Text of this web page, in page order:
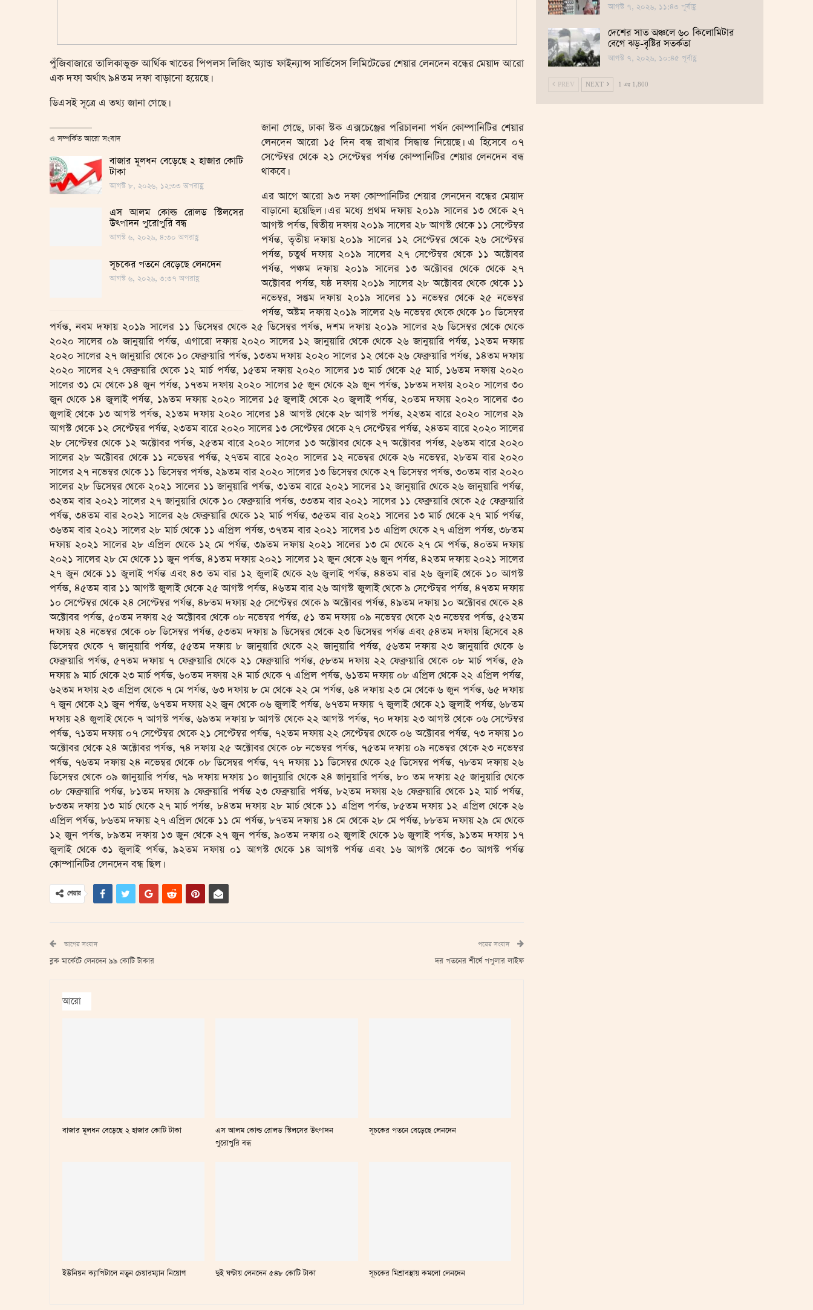
পুঁজিবাজারে তালিকাভুক্ত আর্থিক খাতের পিপলস লিজিং অ্যান্ড ফাইন্যান্স সার্ভিসেস লিমিটেডের শেয়ার লেনদেন বন্ধের মেয়াদ আরো
এক দফা অর্থাৎ ৯৪তম দফা বাড়ানো হয়েছে।
ডিএসই সূত্রে এ তথ্য জানা গেছে।
এ সম্পর্কিত আরো সংবাদ
বাজার মূলধন বেড়েছে ২ হাজার কোটি
টাকা
আগস্ট ৮, ২০২৬, ১২:৩৩ অপরাহ্ণ
এস আলম কোল্ড রোলড স্টিলসের
উৎপাদন পুরোপুরি বন্ধ
আগস্ট ৬, ২০২৬, ৪:৩০ অপরাহ্ণ
সূচকের পতনে বেড়েছে লেনদেন
আগস্ট ৬, ২০২৬, ৩:৩৭ অপরাহ্ণ
জানা গেছে, ঢাকা স্টক এক্সচেঞ্জের পরিচালনা পর্ষদ কোম্পানিটির শেয়ার
লেনদেন আরো ১৫ দিন বন্ধ রাখার সিদ্ধান্ত নিয়েছে। এ হিসেবে ০৭
সেপ্টেম্বর থেকে ২১ সেপ্টেম্বর পর্যন্ত কোম্পানিটির শেয়ার লেনদেন বন্ধ
থাকবে।
এর আগে আরো ৯৩ দফা কোম্পানিটির শেয়ার লেনদেন বন্ধের মেয়াদ
বাড়ানো হয়েছিল। এর মধ্যে প্রথম দফায় ২০১৯ সালের ১৩ থেকে ২৭
আগস্ট পর্যন্ত, দ্বিতীয় দফায় ২০১৯ সালের ২৮ আগস্ট থেকে ১১ সেপ্টেম্বর
পর্যন্ত, তৃতীয় দফায় ২০১৯ সালের ১২ সেপ্টেম্বর থেকে ২৬ সেপ্টেম্বর
পর্যন্ত, চতুর্থ দফায় ২০১৯ সালের ২৭ সেপ্টেম্বর থেকে ১১ অক্টোবর
পর্যন্ত, পঞ্চম দফায় ২০১৯ সালের ১৩ অক্টোবর থেকে থেকে ২৭
অক্টোবর পর্যন্ত, ষষ্ঠ দফায় ২০১৯ সালের ২৮ অক্টোবর থেকে থেকে ১১
নভেম্বর, সপ্তম দফায় ২০১৯ সালের ১১ নভেম্বর থেকে ২৫ নভেম্বর
পর্যন্ত, অষ্টম দফায় ২০১৯ সালের ২৬ নভেম্বর থেকে থেকে ১০ ডিসেম্বর
পর্যন্ত, নবম দফায় ২০১৯ সালের ১১ ডিসেম্বর থেকে ২৫ ডিসেম্বর পর্যন্ত, দশম দফায় ২০১৯ সালের ২৬ ডিসেম্বর থেকে থেকে
২০২০ সালের ০৯ জানুয়ারি পর্যন্ত, এগারো দফায় ২০২০ সালের ১২ জানুয়ারি থেকে থেকে ২৬ জানুয়ারি পর্যন্ত, ১২তম দফায়
২০২০ সালের ২৭ জানুয়ারি থেকে ১০ ফেব্রুয়ারি পর্যন্ত, ১৩তম দফায় ২০২০ সালের ১২ থেকে ২৬ ফেব্রুয়ারি পর্যন্ত, ১৪তম দফায়
২০২০ সালের ২৭ ফেব্রুয়ারি থেকে ১২ মার্চ পর্যন্ত, ১৫তম দফায় ২০২০ সালের ১৩ মার্চ থেকে ২৫ মার্চ, ১৬তম দফায় ২০২০
সালের ৩১ মে থেকে ১৪ জুন পর্যন্ত, ১৭তম দফায় ২০২০ সালের ১৫ জুন থেকে ২৯ জুন পর্যন্ত, ১৮তম দফায় ২০২০ সালের ৩০
জুন থেকে ১৪ জুলাই পর্যন্ত, ১৯তম দফায় ২০২০ সালের ১৫ জুলাই থেকে ২০ জুলাই পর্যন্ত, ২০তম দফায় ২০২০ সালের ৩০
জুলাই থেকে ১৩ আগস্ট পর্যন্ত, ২১তম দফায় ২০২০ সালের ১৪ আগস্ট থেকে ২৮ আগস্ট পর্যন্ত, ২২তম বারে ২০২০ সালের ২৯
আগস্ট থেকে ১২ সেপ্টেম্বর পর্যন্ত, ২৩তম বারে ২০২০ সালের ১৩ সেপ্টেম্বর থেকে ২৭ সেপ্টেম্বর পর্যন্ত, ২৪তম বারে ২০২০ সালের
২৮ সেপ্টেম্বর থেকে ১২ অক্টোবর পর্যন্ত, ২৫তম বারে ২০২০ সালের ১৩ অক্টোবর থেকে ২৭ অক্টোবর পর্যন্ত, ২৬তম বারে ২০২০
সালের ২৮ অক্টোবর থেকে ১১ নভেম্বর পর্যন্ত, ২৭তম বারে ২০২০ সালের ১২ নভেম্বর থেকে ২৬ নভেম্বর, ২৮তম বার ২০২০
সালের ২৭ নভেম্বর থেকে ১১ ডিসেম্বর পর্যন্ত, ২৯তম বার ২০২০ সালের ১৩ ডিসেম্বর থেকে ২৭ ডিসেম্বর পর্যন্ত, ৩০তম বার ২০২০
সালের ২৮ ডিসেম্বর থেকে ২০২১ সালের ১১ জানুয়ারি পর্যন্ত, ৩১তম বারে ২০২১ সালের ১২ জানুয়ারি থেকে ২৬ জানুয়ারি পর্যন্ত,
৩২তম বার ২০২১ সালের ২৭ জানুয়ারি থেকে ১০ ফেব্রুয়ারি পর্যন্ত, ৩৩তম বার ২০২১ সালের ১১ ফেব্রুয়ারি থেকে ২৫ ফেব্রুয়ারি
পর্যন্ত, ৩৪তম বার ২০২১ সালের ২৬ ফেব্রুয়ারি থেকে ১২ মার্চ পর্যন্ত, ৩৫তম বার ২০২১ সালের ১৩ মার্চ থেকে ২৭ মার্চ পর্যন্ত,
৩৬তম বার ২০২১ সালের ২৮ মার্চ থেকে ১১ এপ্রিল পর্যন্ত, ৩৭তম বার ২০২১ সালের ১৩ এপ্রিল থেকে ২৭ এপ্রিল পর্যন্ত, ৩৮তম
দফায় ২০২১ সালের ২৮ এপ্রিল থেকে ১২ মে পর্যন্ত, ৩৯তম দফায় ২০২১ সালের ১৩ মে থেকে ২৭ মে পর্যন্ত, ৪০তম দফায়
২০২১ সালের ২৮ মে থেকে ১১ জুন পর্যন্ত, ৪১তম দফায় ২০২১ সালের ১২ জুন থেকে ২৬ জুন পর্যন্ত, ৪২তম দফায় ২০২১ সালের
২৭ জুন থেকে ১১ জুলাই পর্যন্ত এবং ৪৩ তম বার ১২ জুলাই থেকে ২৬ জুলাই পর্যন্ত, ৪৪তম বার ২৬ জুলাই থেকে ১০ আগস্ট
পর্যন্ত, ৪৫তম বার ১১ আগস্ট জুলাই থেকে ২৫ আগস্ট পর্যন্ত, ৪৬তম বার ২৬ আগস্ট জুলাই থেকে ৯ সেপ্টেম্বর পর্যন্ত, ৪৭তম দফায়
১০ সেপ্টেম্বর থেকে ২৪ সেপ্টেম্বর পর্যন্ত, ৪৮তম দফায় ২৫ সেপ্টেম্বর থেকে ৯ অক্টোবর পর্যন্ত, ৪৯তম দফায় ১০ অক্টোবর থেকে ২৪
অক্টোবর পর্যন্ত, ৫০তম দফায় ২৫ অক্টোবর থেকে ০৮ নভেম্বর পর্যন্ত, ৫১ তম দফায় ০৯ নভেম্বর থেকে ২৩ নভেম্বর পর্যন্ত, ৫২তম
দফায় ২৪ নভেম্বর থেকে ০৮ ডিসেম্বর পর্যন্ত, ৫৩তম দফায় ৯ ডিসেম্বর থেকে ২৩ ডিসেম্বর পর্যন্ত এবং ৫৪তম দফায় হিসেবে ২৪
ডিসেম্বর থেকে ৭ জানুয়ারি পর্যন্ত, ৫৫তম দফায় ৮ জানুয়ারি থেকে ২২ জানুয়ারি পর্যন্ত, ৫৬তম দফায় ২৩ জানুয়ারি থেকে ৬
ফেব্রুয়ারি পর্যন্ত, ৫৭তম দফায় ৭ ফেব্রুয়ারি থেকে ২১ ফেব্রুয়ারি পর্যন্ত, ৫৮তম দফায় ২২ ফেব্রুয়ারি থেকে ০৮ মার্চ পর্যন্ত, ৫৯
দফায় ৯ মার্চ থেকে ২৩ মার্চ পর্যন্ত, ৬০তম দফায় ২৪ মার্চ থেকে ৭ এপ্রিল পর্যন্ত, ৬১তম দফায় ০৮ এপ্রিল থেকে ২২ এপ্রিল পর্যন্ত,
৬২তম দফায় ২৩ এপ্রিল থেকে ৭ মে পর্যন্ত, ৬৩ দফায় ৮ মে থেকে ২২ মে পর্যন্ত, ৬৪ দফায় ২৩ মে থেকে ৬ জুন পর্যন্ত, ৬৫ দফায়
৭ জুন থেকে ২১ জুন পর্যন্ত, ৬৭তম দফায় ২২ জুন থেকে ০৬ জুলাই পর্যন্ত, ৬৭তম দফায় ৭ জুলাই থেকে ২১ জুলাই পর্যন্ত, ৬৮তম
দফায় ২৪ জুলাই থেকে ৭ আগস্ট পর্যন্ত, ৬৯তম দফায় ৮ আগস্ট থেকে ২২ আগস্ট পর্যন্ত, ৭০ দফায় ২৩ আগস্ট থেকে ০৬ সেপ্টেম্বর
পর্যন্ত, ৭১তম দফায় ০৭ সেপ্টেম্বর থেকে ২১ সেপ্টেম্বর পর্যন্ত, ৭২তম দফায় ২২ সেপ্টেম্বর থেকে ০৬ অক্টোবর পর্যন্ত, ৭৩ দফায় ১০
অক্টোবর থেকে ২৪ অক্টোবর পর্যন্ত, ৭৪ দফায় ২৫ অক্টোবর থেকে ০৮ নভেম্বর পর্যন্ত, ৭৫তম দফায় ০৯ নভেম্বর থেকে ২৩ নভেম্বর
পর্যন্ত, ৭৬তম দফায় ২৪ নভেম্বর থেকে ০৮ ডিসেম্বর পর্যন্ত, ৭৭ দফায় ১১ ডিসেম্বর থেকে ২৫ ডিসেম্বর পর্যন্ত, ৭৮তম দফায় ২৬
ডিসেম্বর থেকে ০৯ জানুয়ারি পর্যন্ত, ৭৯ দফায় দফায় ১০ জানুয়ারি থেকে ২৪ জানুয়ারি পর্যন্ত, ৮০ তম দফায় ২৫ জানুয়ারি থেকে
০৮ ফেব্রুয়ারি পর্যন্ত, ৮১তম দফায় ৯ ফেব্রুয়ারি পর্যন্ত ২৩ ফেব্রুয়ারি পর্যন্ত, ৮২তম দফায় ২৬ ফেব্রুয়ারি থেকে ১২ মার্চ পর্যন্ত,
৮৩তম দফায় ১৩ মার্চ থেকে ২৭ মার্চ পর্যন্ত, ৮৪তম দফায় ২৮ মার্চ থেকে ১১ এপ্রিল পর্যন্ত, ৮৫তম দফায় ১২ এপ্রিল থেকে ২৬
এপ্রিল পর্যন্ত, ৮৬তম দফায় ২৭ এপ্রিল থেকে ১১ মে পর্যন্ত, ৮৭তম দফায় ১৪ মে থেকে ২৮ মে পর্যন্ত, ৮৮তম দফায় ২৯ মে থেকে
১২ জুন পর্যন্ত, ৮৯তম দফায় ১৩ জুন থেকে ২৭ জুন পর্যন্ত, ৯০তম দফায় ০২ জুলাই থেকে ১৬ জুলাই পর্যন্ত, ৯১তম দফায় ১৭
জুলাই থেকে ৩১ জুলাই পর্যন্ত, ৯২তম দফায় ০১ আগস্ট থেকে ১৪ আগস্ট পর্যন্ত এবং ১৬ আগস্ট থেকে ৩০ আগস্ট পর্যন্ত
কোম্পানিটির লেনদেন বন্ধ ছিল।
শেয়ার
আগের সংবাদ
ব্লক মার্কেটে লেনদেন ৯৯ কোটি টাকার
পরের সংবাদ
দর পতনের শীর্ষে পপুলার লাইফ
আরো
বাজার মূলধন বেড়েছে ২ হাজার কোটি টাকা
এস আলম কোল্ড রোলড স্টিলসের উৎপাদন
পুরোপুরি বন্ধ
সূচকের পতনে বেড়েছে লেনদেন
ইউনিয়ন ক্যাপিটালে নতুন চেয়ারম্যান নিয়োগ দুই ঘণ্টায় লেনদেন ৫৪৮ কোটি টাকা সূচকের মিশ্রাবস্থায় কমলো লেনদেন
আগস্ট ৭, ২০২৬, ১১:৪৩ পূর্বাহ্ণ
দেশের সাত অঞ্চলে ৬০ কিলোমিটার
বেগে ঝড়-বৃষ্টির সতর্কতা
আগস্ট ৭, ২০২৬, ১০:৪৫ পূর্বাহ্ণ
PREV NEXT 1 এর 1,800